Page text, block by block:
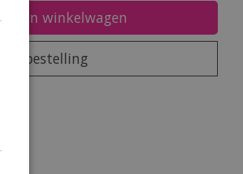
aan winkelwagen
bestelling